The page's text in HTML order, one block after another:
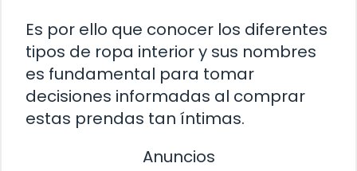
Es por ello que conocer los diferentes
tipos de ropa interior y sus nombres
es fundamental para tomar
decisiones informadas al comprar
estas prendas tan íntimas.
Anuncios